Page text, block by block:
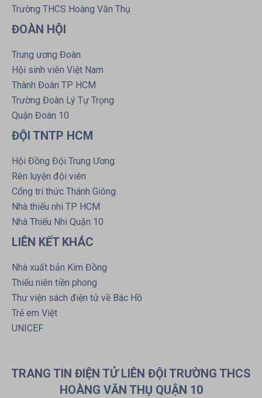
Trường THCS Hoàng Văn Thụ
ĐOÀN HỘI
Trung ương Đoàn
Hội sinh viên Việt Nam
Thành Đoàn TP HCM
Trường Đoàn Lý Tự Trọng
Quận Đoàn 10
ĐỘI TNTP HCM
Hội Đồng Đội Trung Ương
Rèn luyện đội viên
Cổng tri thức Thánh Gióng
Nhà thiếu nhi TP HCM
Nhà Thiếu Nhi Quận 10
LIÊN KẾT KHÁC
Nhà xuất bản Kim Đồng
Thiếu niên tiền phong
Thư viện sách điện tử về Bác Hồ
Trẻ em Việt
UNICEF
TRANG TIN ĐIỆN TỬ LIÊN ĐỘI TRƯỜNG THCS
HOÀNG VĂN THỤ QUẬN 10